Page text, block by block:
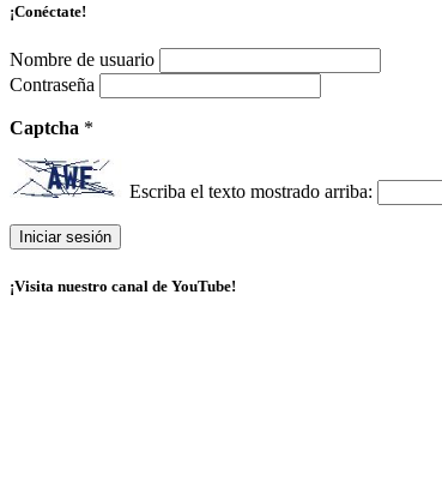
¡Conéctate!
Nombre de usuario
Contraseña
Captcha *
Escriba el texto mostrado arriba:
¡Visita nuestro canal de YouTube!